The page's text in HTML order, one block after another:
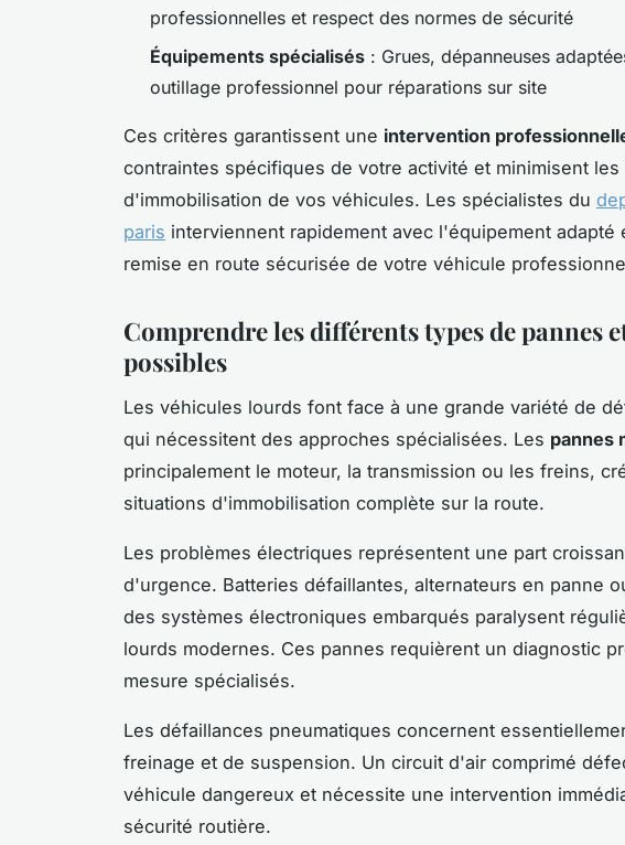
professionnelles et respect des normes de sécurité
Équipements spécialisés : Grues, dépanneuses
outillage professionnel pour réparations sur site
Ces critères garantissent une intervention
contraintes spécifiques de votre activité et minimisent les
d'immobilisation de vos véhicules. Les spécialistes du
paris interviennent rapidement avec l'équipement adapté
remise en route sécurisée de votre véhicule
Comprendre les différents types de pannes
possibles
Les véhicules lourds font face à une grande variété de
qui nécessitent des approches spécialisées. Les pannes
principalement le moteur, la transmission ou les freins,
situations d'immobilisation complète sur la route.
Les problèmes électriques représentent une part
d'urgence. Batteries défaillantes, alternateurs en panne
des systèmes électroniques embarqués paralysent
lourds modernes. Ces pannes requièrent un diagnostic
mesure spécialisés.
Les défaillances pneumatiques concernent
freinage et de suspension. Un circuit d'air comprimé
véhicule dangereux et nécessite une intervention
sécurité routière.